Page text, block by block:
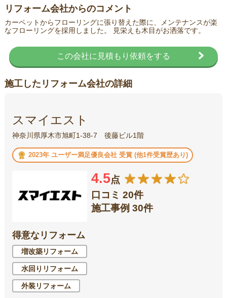
リフォーム会社からのコメント
カーペットからフローリングに張り替えた際に、メンテナンスが楽
なフローリングを採用しました。 見栄えも木目がお洒落です。
この会社に見積もり依頼をする
施工したリフォーム会社の詳細
スマイエスト
神奈川県厚木市旭町1-38-7 後藤ビル1階
2023年 ユーザー満足優良会社 受賞 (他1件受賞歴あり)
4.5点
口コミ 20件
施工事例 30件
得意なリフォーム
増改築リフォーム
水回りリフォーム
外装リフォーム